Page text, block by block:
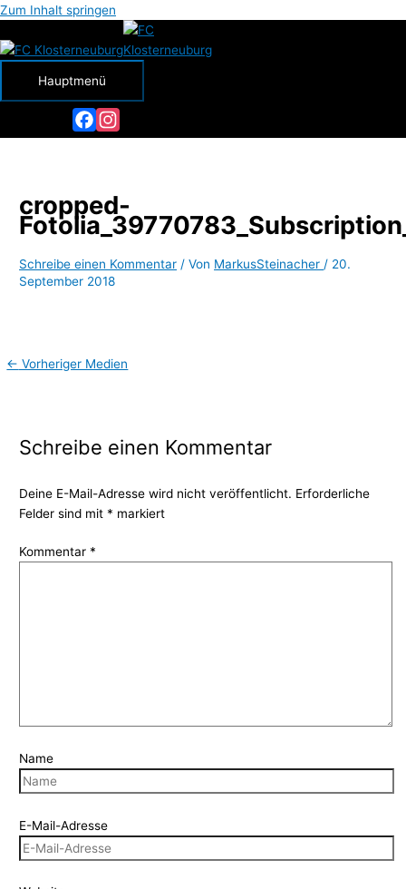
Zum Inhalt springen
Hauptmenü
cropped-
Schreibe einen Kommentar / Von MarkusSteinacher / 20.
September 2018
← Vorheriger Medien
Schreibe einen Kommentar
Deine E-Mail-Adresse wird nicht veröffentlicht. Erforderliche
Felder sind mit * markiert
Kommentar *
Name
E-Mail-Adresse